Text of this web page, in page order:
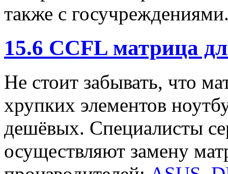
также с
15.6 CCFL матрица
Не стоит забывать, что
хрупких элементов
дешёвых. Специалисты
осуществляют замену